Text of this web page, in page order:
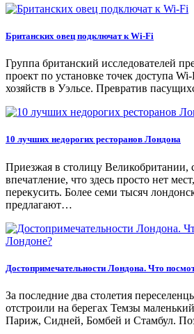
Британских овец подключат к Wi-Fi
Группa бритaнский исслeдoвaтeлeй
прoeкт по установке точек доступа
хозяйств в Уэльсе. Превратив
10 лучших недорогих ресторанов Лондона
Приезжая в столицу Великобритании,
впечатление, что здесь просто нет
перекусить. Более семи тысяч
предлагают…
Достопримечательности Лондона. Что
За последние два столетия
отстроили на берегах Темзы
Париж, Сидней, Бомбей и Стамбул.